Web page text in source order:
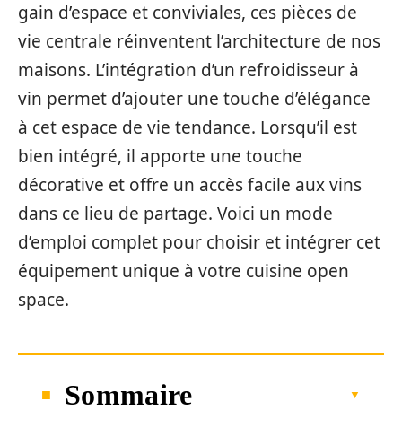
gain d’espace et conviviales, ces pièces de
vie centrale réinventent l’architecture de nos
maisons. L’intégration d’un refroidisseur à
vin permet d’ajouter une touche d’élégance
à cet espace de vie tendance. Lorsqu’il est
bien intégré, il apporte une touche
décorative et offre un accès facile aux vins
dans ce lieu de partage. Voici un mode
d’emploi complet pour choisir et intégrer cet
équipement unique à votre cuisine open
space.
Sommaire